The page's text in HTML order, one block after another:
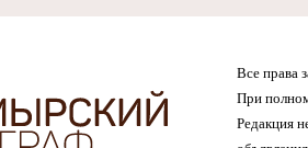
Все права
При
Редакция